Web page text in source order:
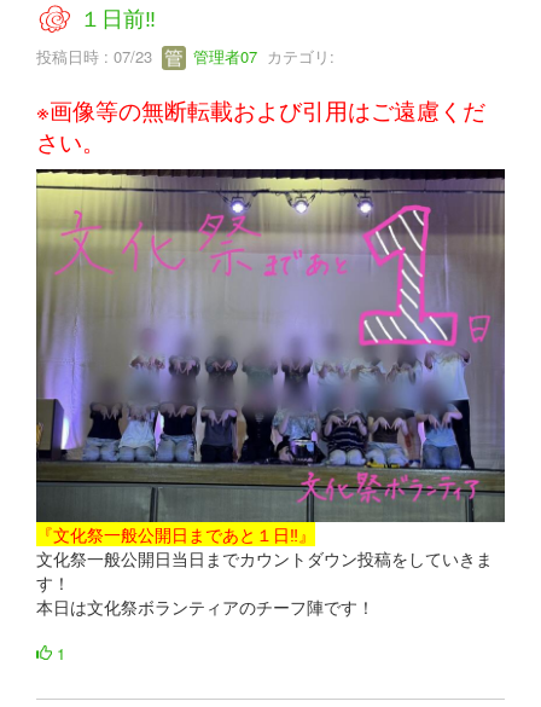
１日前‼
投稿日時 : 07/23 管理者07 カテゴリ:
※画像等の無断転載および引用はご遠慮くだ
さい。
『文化祭一般公開日まであと１日‼』
文化祭一般公開日当日までカウントダウン投稿をしていきま
す！
本日は文化祭ボランティアのチーフ陣です！
1